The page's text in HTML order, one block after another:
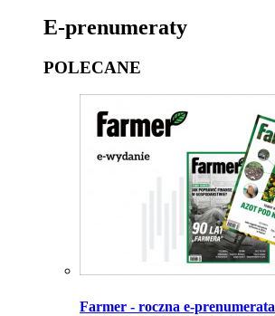
E-prenumeraty
POLECANE
Farmer - roczna e-prenumerata